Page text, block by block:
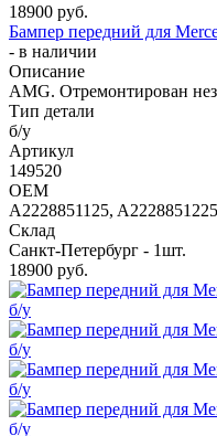
18900 руб.
Бампер передний для
- в наличии
Описание
AMG. Отремонтирован
Тип детали
б/у
Артикул
149520
OEM
A2228851125,
Склад
Санкт-Петербург - 1шт.
18900 руб.